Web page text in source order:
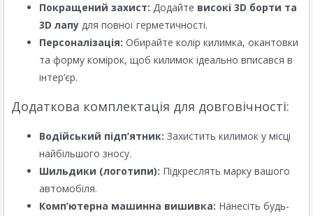
Покращений захист: Додайте високі 3D борти та
3D лапу для повної герметичності.
Персоналізація: Обирайте колір килимка, окантовки
та форму комірок, щоб килимок ідеально вписався в
інтер’єр.
Додаткова комплектація для довговічності:
Водійський підп’ятник: Захистить килимок у місці
найбільшого зносу.
Шильдики (логотипи): Підкреслять марку вашого
автомобіля.
Комп’ютерна машинна вишивка: Нанесіть будь-